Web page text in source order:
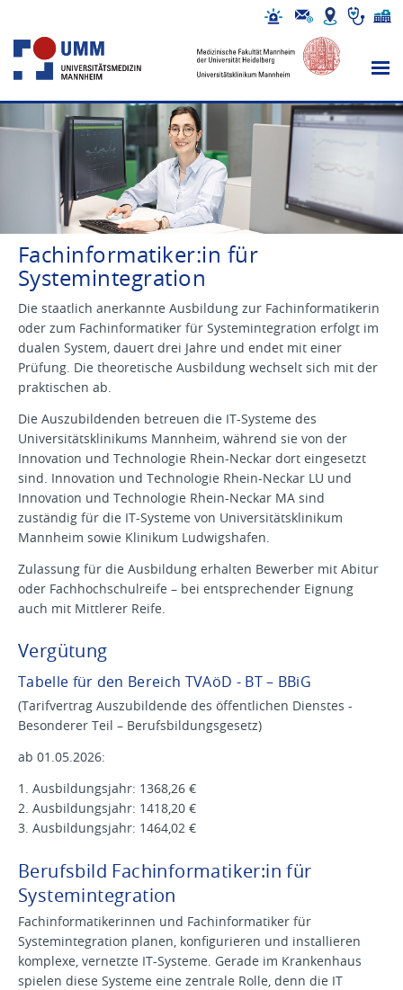
Fachinformatiker:in für
Systemintegration
Die staatlich anerkannte Ausbildung zur Fachinformatikerin
oder zum Fachinformatiker für Systemintegration erfolgt im
dualen System, dauert drei Jahre und endet mit einer
Prüfung. Die theoretische Ausbildung wechselt sich mit der
praktischen ab.
Die Auszubildenden betreuen die IT-Systeme des
Universitätsklinikums Mannheim, während sie von der
Innovation und Technologie Rhein-Neckar dort eingesetzt
sind. Innovation und Technologie Rhein-Neckar LU und
Innovation und Technologie Rhein-Neckar MA sind
zuständig für die IT-Systeme von Universitätsklinikum
Mannheim sowie Klinikum Ludwigshafen.
Zulassung für die Ausbildung erhalten Bewerber mit Abitur
oder Fachhochschulreife – bei entsprechender Eignung
auch mit Mittlerer Reife.
Vergütung
Tabelle für den Bereich TVAöD - BT – BBiG
(Tarifvertrag Auszubildende des öffentlichen Dienstes -
Besonderer Teil – Berufsbildungsgesetz)
ab 01.05.2026:
1. Ausbildungsjahr: 1368,26 €
2. Ausbildungsjahr: 1418,20 €
3. Ausbildungsjahr: 1464,02 €
Berufsbild Fachinformatiker:in für
Systemintegration
Fachinformatikerinnen und Fachinformatiker für
Systemintegration planen, konfigurieren und installieren
komplexe, vernetzte IT-Systeme. Gerade im Krankenhaus
spielen diese Systeme eine zentrale Rolle, denn die IT